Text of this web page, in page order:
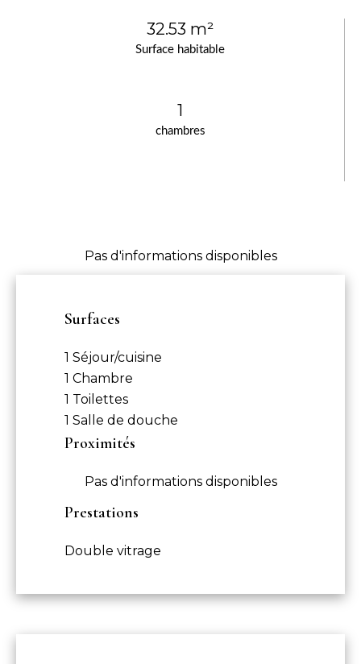
Surface habitable
32.53 m²
chambres
1
Pas d'informations disponibles
Surfaces
1 Séjour/cuisine
1 Chambre
1 Toilettes
1 Salle de douche
Proximités
Pas d'informations disponibles
Prestations
Double vitrage